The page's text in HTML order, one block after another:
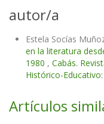
autor/a
Estela Socías
en la literatura
1980 , Cabás.
Histórico-
Artículos